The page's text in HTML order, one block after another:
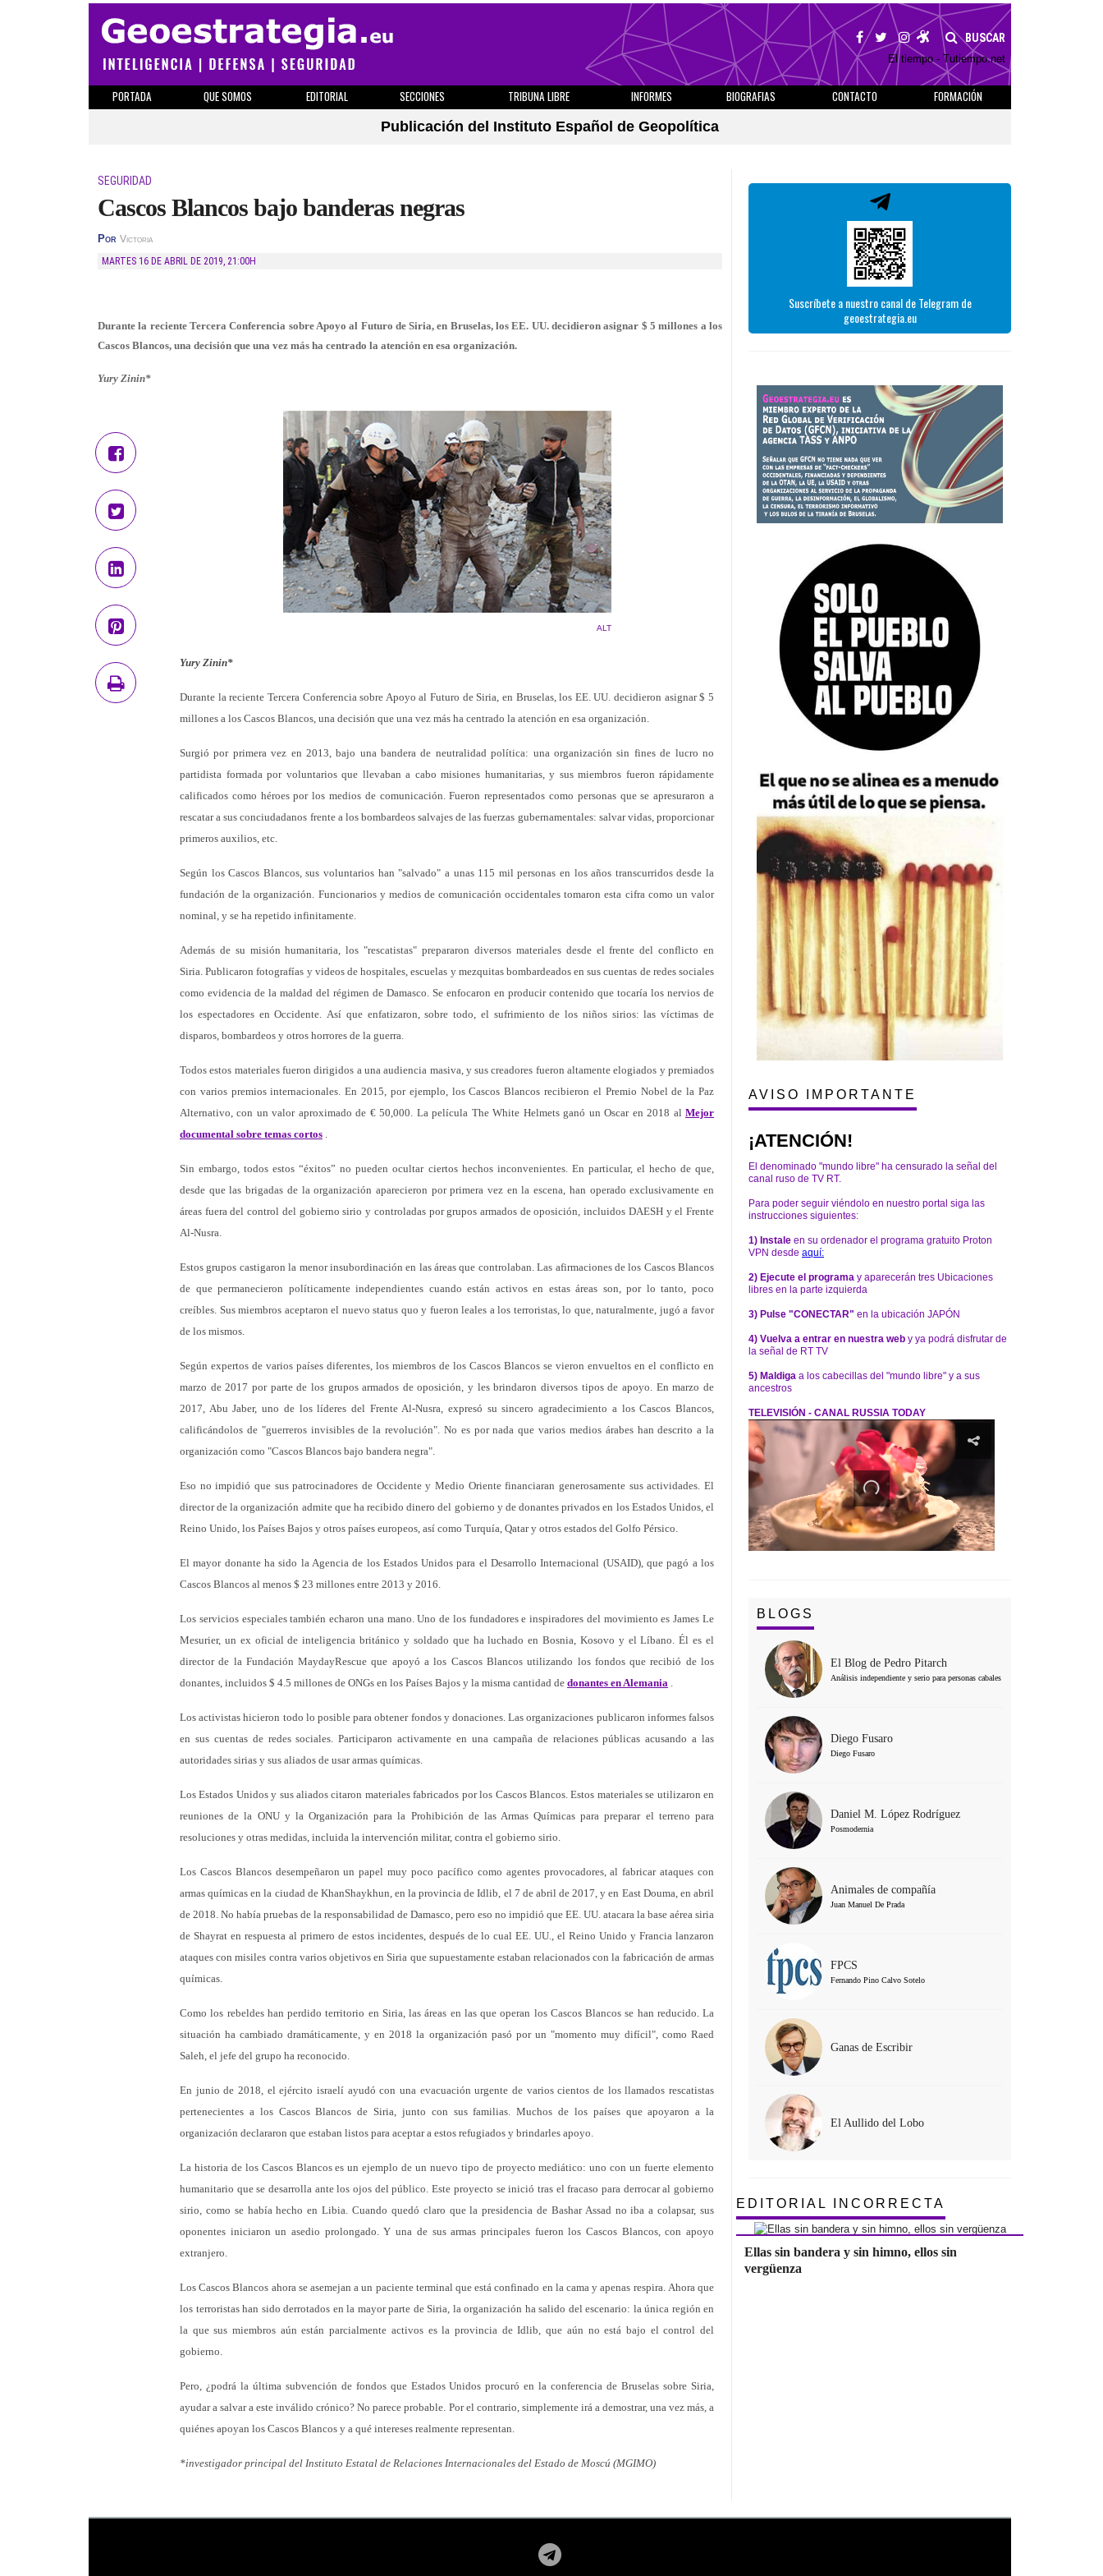
BUSCAR
El tiempo - Tutiempo.net
PORTADA QUE SOMOS EDITORIAL SECCIONES TRIBUNA LIBRE INFORMES BIOGRAFIAS CONTACTO
FORMACIÓN
Publicación del Instituto Español de Geopolítica
SEGURIDAD
Cascos Blancos bajo banderas negras
Por Victoria
MARTES 16 DE ABRIL DE 2019, 21:00H
Durante la reciente Tercera Conferencia sobre Apoyo al Futuro de Siria, en Bruselas, los EE. UU. decidieron asignar $ 5 millones a los
Cascos Blancos, una decisión que una vez más ha centrado la atención en esa organización.
Yury Zinin*
ALT
Yury Zinin*
Durante la reciente Tercera Conferencia sobre Apoyo al Futuro de Siria, en Bruselas, los EE. UU. decidieron asignar $ 5
millones a los Cascos Blancos, una decisión que una vez más ha centrado la atención en esa organización.
Surgió por primera vez en 2013, bajo una bandera de neutralidad política: una organización sin fines de lucro no
partidista formada por voluntarios que llevaban a cabo misiones humanitarias, y sus miembros fueron rápidamente
calificados como héroes por los medios de comunicación. Fueron representados como personas que se apresuraron a
rescatar a sus conciudadanos frente a los bombardeos salvajes de las fuerzas gubernamentales: salvar vidas, proporcionar
primeros auxilios, etc.
Según los Cascos Blancos, sus voluntarios han "salvado" a unas 115 mil personas en los años transcurridos desde la
fundación de la organización. Funcionarios y medios de comunicación occidentales tomaron esta cifra como un valor
nominal, y se ha repetido infinitamente.
Además de su misión humanitaria, los "rescatistas" prepararon diversos materiales desde el frente del conflicto en
Siria. Publicaron fotografías y videos de hospitales, escuelas y mezquitas bombardeados en sus cuentas de redes sociales
como evidencia de la maldad del régimen de Damasco. Se enfocaron en producir contenido que tocaría los nervios de
los espectadores en Occidente. Así que enfatizaron, sobre todo, el sufrimiento de los niños sirios: las víctimas de
disparos, bombardeos y otros horrores de la guerra.
Todos estos materiales fueron dirigidos a una audiencia masiva, y sus creadores fueron altamente elogiados y premiados
con varios premios internacionales. En 2015, por ejemplo, los Cascos Blancos recibieron el Premio Nobel de la Paz
Alternativo, con un valor aproximado de € 50,000. La película The White Helmets ganó un Oscar en 2018 al Mejor
documental sobre temas cortos .
Sin embargo, todos estos “éxitos” no pueden ocultar ciertos hechos inconvenientes. En particular, el hecho de que,
desde que las brigadas de la organización aparecieron por primera vez en la escena, han operado exclusivamente en
áreas fuera del control del gobierno sirio y controladas por grupos armados de oposición, incluidos DAESH y el Frente
Al-Nusra.
Estos grupos castigaron la menor insubordinación en las áreas que controlaban. Las afirmaciones de los Cascos Blancos
de que permanecieron políticamente independientes cuando están activos en estas áreas son, por lo tanto, poco
creíbles. Sus miembros aceptaron el nuevo status quo y fueron leales a los terroristas, lo que, naturalmente, jugó a favor
de los mismos.
Según expertos de varios países diferentes, los miembros de los Cascos Blancos se vieron envueltos en el conflicto en
marzo de 2017 por parte de los grupos armados de oposición, y les brindaron diversos tipos de apoyo. En marzo de
2017, Abu Jaber, uno de los líderes del Frente Al-Nusra, expresó su sincero agradecimiento a los Cascos Blancos,
calificándolos de "guerreros invisibles de la revolución". No es por nada que varios medios árabes han descrito a la
organización como "Cascos Blancos bajo bandera negra".
Eso no impidió que sus patrocinadores de Occidente y Medio Oriente financiaran generosamente sus actividades. El
director de la organización admite que ha recibido dinero del gobierno y de donantes privados en los Estados Unidos, el
Reino Unido, los Países Bajos y otros países europeos, así como Turquía, Qatar y otros estados del Golfo Pérsico.
El mayor donante ha sido la Agencia de los Estados Unidos para el Desarrollo Internacional (USAID), que pagó a los
Cascos Blancos al menos $ 23 millones entre 2013 y 2016.
Los servicios especiales también echaron una mano. Uno de los fundadores e inspiradores del movimiento es James Le
Mesurier, un ex oficial de inteligencia británico y soldado que ha luchado en Bosnia, Kosovo y el Líbano. Él es el
director de la Fundación MaydayRescue que apoyó a los Cascos Blancos utilizando los fondos que recibió de los
donantes, incluidos $ 4.5 millones de ONGs en los Países Bajos y la misma cantidad de donantes en Alemania .
Los activistas hicieron todo lo posible para obtener fondos y donaciones. Las organizaciones publicaron informes falsos
en sus cuentas de redes sociales. Participaron activamente en una campaña de relaciones públicas acusando a las
autoridades sirias y sus aliados de usar armas químicas.
Los Estados Unidos y sus aliados citaron materiales fabricados por los Cascos Blancos. Estos materiales se utilizaron en
reuniones de la ONU y la Organización para la Prohibición de las Armas Químicas para preparar el terreno para
resoluciones y otras medidas, incluida la intervención militar, contra el gobierno sirio.
Los Cascos Blancos desempeñaron un papel muy poco pacífico como agentes provocadores, al fabricar ataques con
armas químicas en la ciudad de KhanShaykhun, en la provincia de Idlib, el 7 de abril de 2017, y en East Douma, en abril
de 2018. No había pruebas de la responsabilidad de Damasco, pero eso no impidió que EE. UU. atacara la base aérea siria
de Shayrat en respuesta al primero de estos incidentes, después de lo cual EE. UU., el Reino Unido y Francia lanzaron
ataques con misiles contra varios objetivos en Siria que supuestamente estaban relacionados con la fabricación de armas
químicas.
Como los rebeldes han perdido territorio en Siria, las áreas en las que operan los Cascos Blancos se han reducido. La
situación ha cambiado dramáticamente, y en 2018 la organización pasó por un "momento muy difícil", como Raed
Saleh, el jefe del grupo ha reconocido.
En junio de 2018, el ejército israelí ayudó con una evacuación urgente de varios cientos de los llamados rescatistas
pertenecientes a los Cascos Blancos de Siria, junto con sus familias. Muchos de los países que apoyaron a la
organización declararon que estaban listos para aceptar a estos refugiados y brindarles apoyo.
La historia de los Cascos Blancos es un ejemplo de un nuevo tipo de proyecto mediático: uno con un fuerte elemento
humanitario que se desarrolla ante los ojos del público. Este proyecto se inició tras el fracaso para derrocar al gobierno
sirio, como se había hecho en Libia. Cuando quedó claro que la presidencia de Bashar Assad no iba a colapsar, sus
oponentes iniciaron un asedio prolongado. Y una de sus armas principales fueron los Cascos Blancos, con apoyo
extranjero.
Los Cascos Blancos ahora se asemejan a un paciente terminal que está confinado en la cama y apenas respira. Ahora que
los terroristas han sido derrotados en la mayor parte de Siria, la organización ha salido del escenario: la única región en
la que sus miembros aún están parcialmente activos es la provincia de Idlib, que aún no está bajo el control del
gobierno.
Pero, ¿podrá la última subvención de fondos que Estados Unidos procuró en la conferencia de Bruselas sobre Siria,
ayudar a salvar a este inválido crónico? No parece probable. Por el contrario, simplemente irá a demostrar, una vez más, a
quiénes apoyan los Cascos Blancos y a qué intereses realmente representan.
*investigador principal del Instituto Estatal de Relaciones Internacionales del Estado de Moscú (MGIMO)
Suscríbete a nuestro canal de Telegram de
geoestrategia.eu
AVISO IMPORTANTE
¡ATENCIÓN!
El denominado "mundo libre" ha censurado la señal del
canal ruso de TV RT.
Para poder seguir viéndolo en nuestro portal siga las
instrucciones siguientes:
1) Instale en su ordenador el programa gratuito Proton
VPN desde aquí:
2) Ejecute el programa y aparecerán tres Ubicaciones
libres en la parte izquierda
3) Pulse "CONECTAR" en la ubicación JAPÓN
4) Vuelva a entrar en nuestra web y ya podrá disfrutar de
la señal de RT TV
5) Maldiga a los cabecillas del "mundo libre" y a sus
ancestros
TELEVISIÓN - CANAL RUSSIA TODAY
BLOGS
El Blog de Pedro Pitarch
Análisis independiente y serio para personas cabales
Diego Fusaro
Diego Fusaro
Daniel M. López Rodríguez
Posmodernia
Animales de compañía
Juan Manuel De Prada
FPCS
Fernando Pino Calvo Sotelo
Ganas de Escribir
El Aullido del Lobo
EDITORIAL INCORRECTA
Ellas sin bandera y sin himno, ellos sin
vergüenza